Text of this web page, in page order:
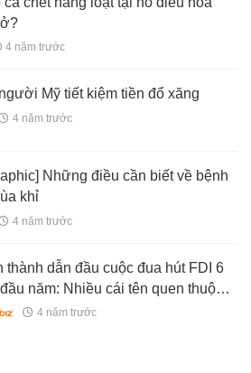
4 năm trước
Mỹ tiết kiệm tiền đổ xăng
4 năm trước
Những điều cần biết về bệnh
khỉ
4 năm trước
thành dẫn đầu cuộc đua hút FDI 6
năm: Nhiều cái tên quen thuộc,
một địa phương bất ngờ lọt top
4 năm trước